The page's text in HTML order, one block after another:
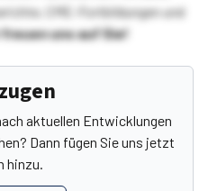
CME-Fortbildungen und
freuen uns auf Sie!
aktuellen Entwicklungen
Dann fügen Sie uns jetzt
hinzu.